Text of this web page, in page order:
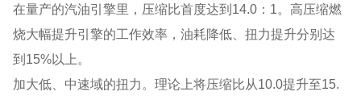
在量产的汽油引擎里，压缩比首度达到14.0：1。高压缩燃
烧大幅提升引擎的工作效率，油耗降低、扭力提升分别达
到15%以上。
加大低、中速域的扭力。理论上将压缩比从10.0提升至15.